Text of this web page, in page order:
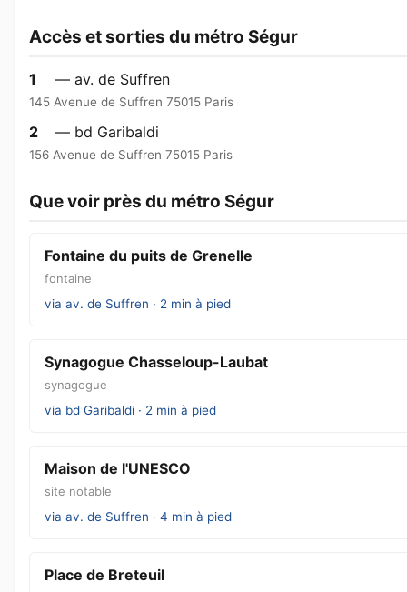
Accès et sorties du métro Ségur
1 — av. de Suffren
145 Avenue de Suffren 75015 Paris
2 — bd Garibaldi
156 Avenue de Suffren 75015 Paris
Que voir près du métro Ségur
Fontaine du puits de Grenelle
fontaine
via av. de Suffren · 2 min à pied
Synagogue Chasseloup-Laubat
synagogue
via bd Garibaldi · 2 min à pied
Maison de l'UNESCO
site notable
via av. de Suffren · 4 min à pied
Place de Breteuil